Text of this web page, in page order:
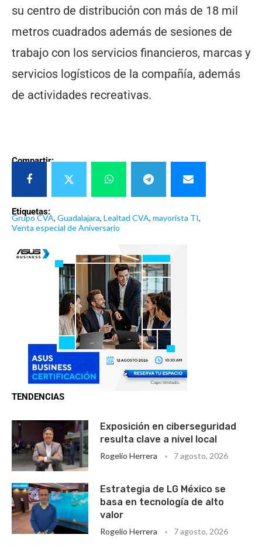
su centro de distribución con más de 18 mil
metros cuadrados además de sesiones de
trabajo con los servicios financieros, marcas y
servicios logísticos de la compañía, además
de actividades recreativas.
Compartir:
Etiquetas:
Grupo CVA, Guadalajara, Lealtad CVA, mayorista TI,
Venta especial de Aniversario
TENDENCIAS
Exposición en ciberseguridad
resulta clave a nivel local
Rogelio Herrera 7 agosto, 2026
Estrategia de LG México se
basa en tecnología de alto
valor
Rogelio Herrera 7 agosto, 2026